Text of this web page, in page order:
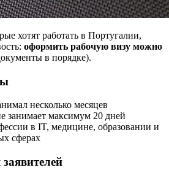
хотят работать в Португалии,
оформить рабочую визу можно
в порядке).
несколько месяцев
занимает максимум 20 дней
в IT, медицине, образовании и
сферах